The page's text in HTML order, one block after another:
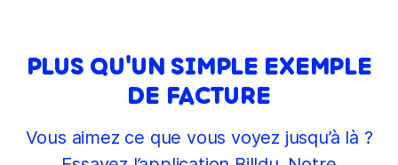
PLUS QU'UN SIMPLE EXEMPLE
DE FACTURE
Vous aimez ce que vous voyez jusqu’à là ?